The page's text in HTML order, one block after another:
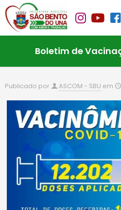
Boletim de
Publicado por ASCOM - SBU em